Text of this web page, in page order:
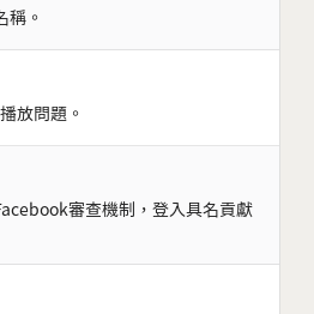
稱。
放問題。
審查機制，登入具名貢獻